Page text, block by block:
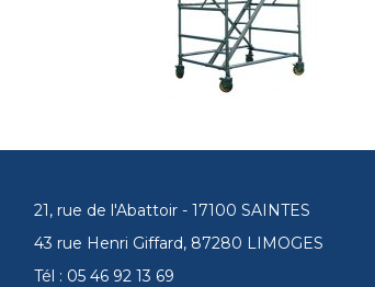
21, rue de l'Abattoir - 17100 SAINTES
43 rue Henri Giffard, 87280 LIMOGES
Tél : 05 46 92 13 69